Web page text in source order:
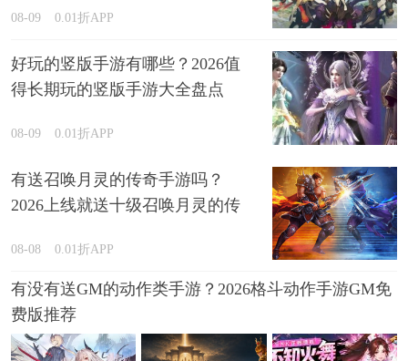
08-09 0.01折APP
好玩的竖版手游有哪些？2026值
得长期玩的竖版手游大全盘点
08-09 0.01折APP
有送召唤月灵的传奇手游吗？
2026上线就送十级召唤月灵的传
08-08 0.01折APP
有没有送GM的动作类手游？2026格斗动作手游GM免
费版推荐